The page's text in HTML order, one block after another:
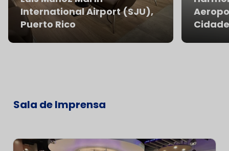
International Airport (SJU),
Puerto Rico
Sala de Imprensa